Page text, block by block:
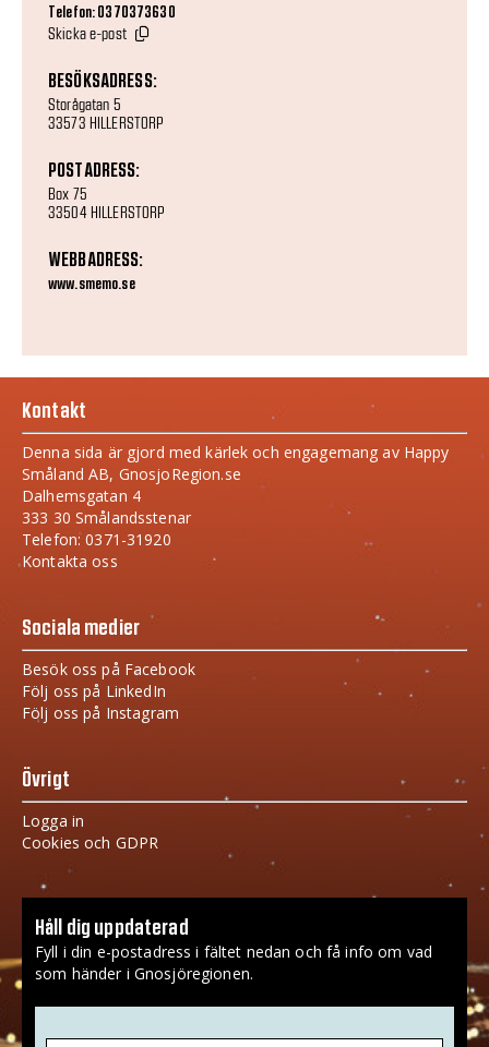
Telefon: 0370373630
Skicka e-post
BESÖKSADRESS:
Storågatan 5
33573 HILLERSTORP
POSTADRESS:
Box 75
33504 HILLERSTORP
WEBBADRESS:
www.smemo.se
Kontakt
Denna sida är gjord med kärlek och engagemang av Happy
Småland AB, GnosjoRegion.se
Dalhemsgatan 4
333 30 Smålandsstenar
Telefon: 0371-31920
Kontakta oss
Sociala medier
Besök oss på Facebook
Följ oss på LinkedIn
Följ oss på Instagram
Övrigt
Logga in
Cookies och GDPR
Håll dig uppdaterad
Fyll i din e-postadress i fältet nedan och få info om vad
som händer i Gnosjöregionen.